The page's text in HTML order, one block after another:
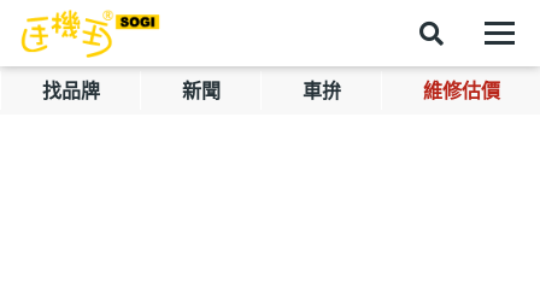
找品牌 新聞 車拚 維修估價